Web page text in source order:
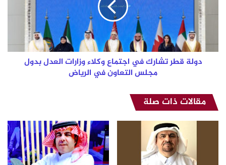
اجتماع
وكلاء
وزارات
العدل
بدول
مجلس
الرياض
دولة قطر تشارك في اجتماع وكلاء وزارات العدل بدول
مجلس التعاون في الرياض
مقالات ذات صلة